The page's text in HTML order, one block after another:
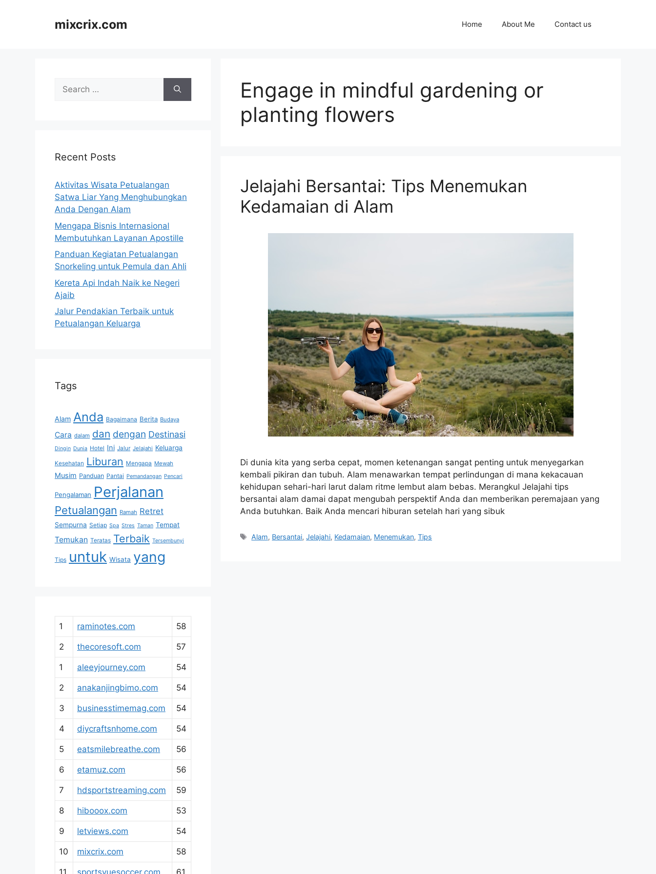
mixcrix.com Home About Me Contact us
Engage in mindful gardening or
planting flowers
Jelajahi Bersantai: Tips Menemukan
Kedamaian di Alam
Di dunia kita yang serba cepat, momen ketenangan sangat penting untuk menyegarkan
kembali pikiran dan tubuh. Alam menawarkan tempat perlindungan di mana kekacauan
kehidupan sehari-hari larut dalam ritme lembut alam bebas. Merangkul Jelajahi tips
bersantai alam damai dapat mengubah perspektif Anda dan memberikan peremajaan yang
Anda butuhkan. Baik Anda mencari hiburan setelah hari yang sibuk
Tags
Alam, Bersantai,Jelajahi, Kedamaian, Menemukan,Tips
Search
for:
Recent Posts
Aktivitas Wisata Petualangan
Satwa Liar Yang Menghubungkan
Anda Dengan Alam
Mengapa Bisnis Internasional
Membutuhkan Layanan Apostille
Panduan Kegiatan Petualangan
Snorkeling untuk Pemula dan Ahli
Kereta Api Indah Naik ke Negeri
Ajaib
Jalur Pendakian Terbaik untuk
Petualangan Keluarga
Tags
Alam Anda Bagaimana Berita Budaya
Cara dalam dan dengan Destinasi
Dingin Dunia Hotel Ini Jalur Jelajahi Keluarga
Kesehatan Liburan Mengapa Mewah
Musim Panduan Pantai Pemandangan Pencari
Pengalaman Perjalanan
Petualangan Ramah Retret
Sempurna Setiap Spa Stres Taman Tempat
Temukan Teratas Terbaik Tersembunyi
Tips untuk Wisata yang
1 raminotes.com 58
2 thecoresoft.com 57
1 aleeyjourney.com 54
2 anakanjingbimo.com 54
3 businesstimemag.com 54
4 diycraftsnhome.com 54
5 eatsmilebreathe.com 56
6 etamuz.com 56
7 hdsportstreaming.com 59
8 hibooox.com 53
9 letviews.com 54
10 mixcrix.com 58
11 sportsvuesoccer.com 61